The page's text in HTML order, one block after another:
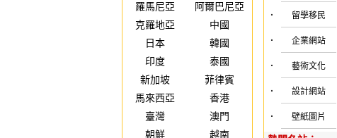
羅馬尼亞
阿爾巴尼亞
克羅地亞
中國
日本
韓國
印度
泰國
新加坡
菲律賓
馬來西亞
香港
臺灣
澳門
朝鮮
越南
· 留學移民
· 企業網站
· 藝術文化
· 設計網站
· 壁紙圖片